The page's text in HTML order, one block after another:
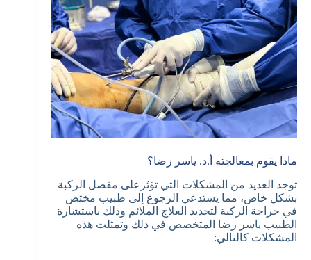
ماذا يقوم بمعالجته أ.د. ياسر رضا؟
توجد العديد من المشكلات التي تؤثرعلى مفصل الركبة
بشكل خاص، مما يستدعي الرجوع إلى طبيب مختص
في جراحة الركبة لتحديد العلاج الملائم وذلك باستشارة
الطبيب ياسر رضا المتخصص في ذلك وتمثلت هذه
المشكلات كالتالي: